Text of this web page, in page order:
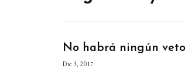
No habrá ningún
Dic 3, 2017